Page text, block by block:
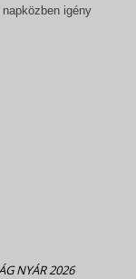
igény
NYÁR 2026